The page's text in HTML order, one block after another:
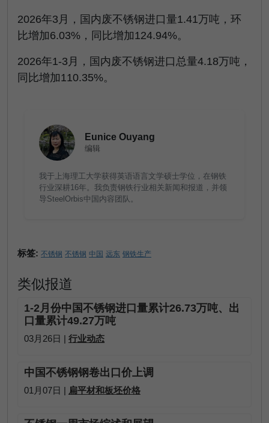
2026年3 月，国内废不锈钢进口量1.41万吨，环
比增加6.03% ，同比增加124.94%。
2026年1-3 月，国内废不锈钢进口总量4.18万吨，
同比增加110.35%。
Eunice Ouyang
编辑
我于上海理工大学获得英语语言文学硕士学位，在钢铁
行业深耕16年。我负责钢铁行业相关新闻和报道，并领
导SteelOrbis中国内容团队。
标签: 不锈钢 不锈钢 中国 远东 钢铁生产
类似报道
1-2月份中国不锈钢进口量累计26.73万吨、出
口量累计49.27万吨
03月26日 | 行业动态
中国不锈钢钢卷出口价上调
01月07日 | 扁平材和板坯价格